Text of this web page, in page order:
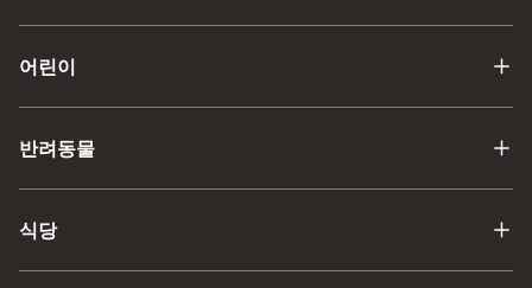
어린이
반려동물
식당